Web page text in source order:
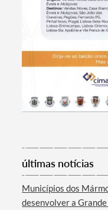
últimas notícias
Municípios dos
desenvolver a